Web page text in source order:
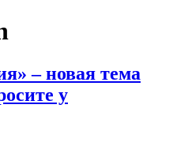
– новая тема
у